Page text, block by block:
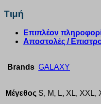
Τιμή
Επιπλέον
Αποστολές /
Brands GALAXY
Μέγεθος S, M, L, XL, XXL,